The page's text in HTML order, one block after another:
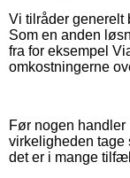
Vi tilråder generelt
Som en anden
fra for eksempel
omkostningerne
Før nogen
virkeligheden tage
det er i mange